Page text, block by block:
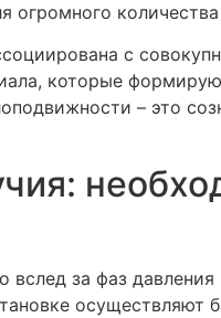
огромного
с
которые
– это
вслед за фаз
осуществляют